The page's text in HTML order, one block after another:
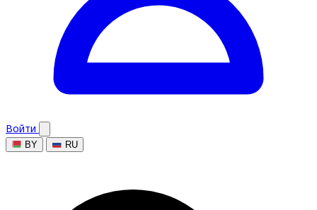
Войти
BY RU